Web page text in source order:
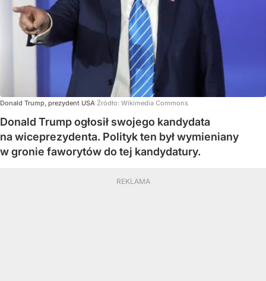
Donald Trump, prezydent USA Źródło: Wikimedia Commons
Donald Trump ogłosił swojego kandydata
na wiceprezydenta. Polityk ten był wymieniany
w gronie faworytów do tej kandydatury.